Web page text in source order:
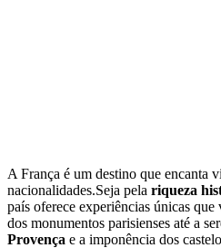
A França é um destino que encanta
nacionalidades.Seja pela riqueza
país oferece experiências únicas
dos monumentos parisienses até a
Provença e a imponência dos